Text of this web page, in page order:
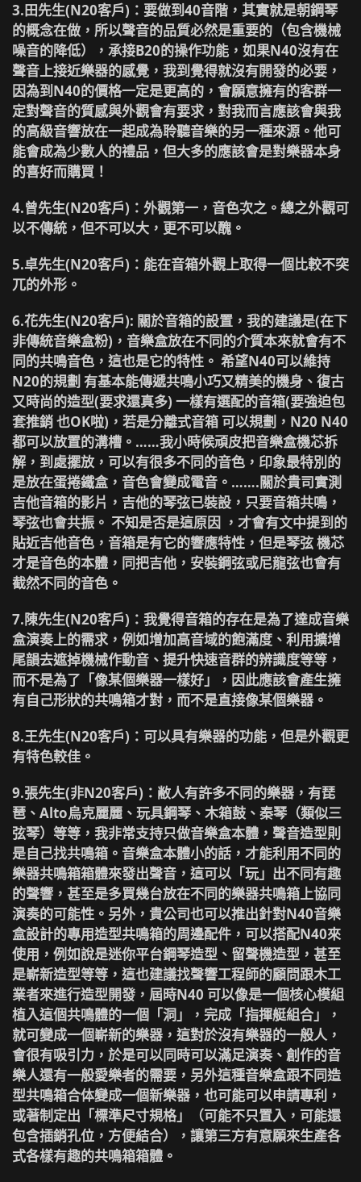
3.田先生(N20客戶) ：要做到40音階，其實就是朝鋼琴
的概念在做，所以聲音的品質必然是重要的（包含機械
噪音的降低），承接B20的操作功能，如果N40沒有在
聲音上接近樂器的感覺，我到覺得就沒有開發的必要，
因為到N40的價格一定是更高的，會願意擁有的客群一
定對聲音的質感與外觀會有要求，對我而言應該會與我
的高級音響放在一起成為聆聽音樂的另一種來源。他可
能會成為少數人的禮品，但大多的應該會是對樂器本身
的喜好而購買！
4.曾先生(N20客戶) ：外觀第一，音色次之。總之外觀可
以不傳統，但不可以大，更不可以醜。
5.卓先生(N20客戶) ：能在音箱外觀上取得一個比較不突
兀的外形。
6.花先生(N20客戶): 關於音箱的設置，我的建議是(在下
非傳統音樂盒粉)，音樂盒放在不同的介質本來就會有不
同的共鳴音色，這也是它的特性。 希望N40可以維持
N20的規劃 有基本能傳遞共鳴小巧又精美的機身、復古
又時尚的造型(要求還真多) 一樣有選配的音箱(要強迫包
套推銷 也OK啦)，若是分離式音箱 可以規劃，N20 N40
都可以放置的溝槽。……我小時候頑皮把音樂盒機芯拆
解，到處擺放，可以有很多不同的音色，印象最特別的
是放在蛋捲鐵盒，音色會變成電音。…….關於貴司實測
吉他音箱的影片，吉他的琴弦已裝設，只要音箱共鳴，
琴弦也會共振。 不知是否是這原因 ，才會有文中提到的
貼近吉他音色，音箱是有它的響應特性，但是琴弦 機芯
才是音色的本體，同把吉他，安裝鋼弦或尼龍弦也會有
截然不同的音色。
7.陳先生(N20客戶) ：我覺得音箱的存在是為了達成音樂
盒演奏上的需求，例如增加高音域的飽滿度、利用擴增
尾韻去遮掉機械作動音、提升快速音群的辨識度等等，
而不是為了「像某個樂器一樣好」，因此應該會產生擁
有自己形狀的共鳴箱才對，而不是直接像某個樂器。
8.王先生(N20客戶) ：可以具有樂器的功能，但是外觀更
有特色較佳。
9.張先生(非N20客戶) ：敝人有許多不同的樂器，有琵
琶、Alto烏克麗麗、玩具鋼琴、木箱鼓、秦琴（類似三
弦琴）等等，我非常支持只做音樂盒本體，聲音造型則
是自己找共鳴箱。音樂盒本體小的話，才能利用不同的
樂器共鳴箱箱體來發出聲音，這可以「玩」出不同有趣
的聲響，甚至是多買幾台放在不同的樂器共鳴箱上協同
演奏的可能性。另外，貴公司也可以推出針對N40音樂
盒設計的專用造型共鳴箱的周邊配件，可以搭配N40來
使用，例如說是迷你平台鋼琴造型、留聲機造型，甚至
是嶄新造型等等，這也建議找聲響工程師的顧問跟木工
業者來進行造型開發，屆時N40 可以像是一個核心模組
植入這個共鳴體的一個「洞」，完成「指揮艇組合」，
就可變成一個嶄新的樂器，這對於沒有樂器的一般人，
會很有吸引力，於是可以同時可以滿足演奏、創作的音
樂人還有一般愛樂者的需要，另外這種音樂盒跟不同造
型共鳴箱合体變成一個新樂器，也可能可以申請專利，
或著制定出「標準尺寸規格」（可能不只置入，可能還
包含插銷孔位，方便結合），讓第三方有意願來生產各
式各樣有趣的共鳴箱箱體。